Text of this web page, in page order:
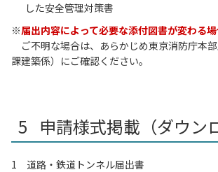
した安全管理対策書
※届出内容によって必要な添付図書が変わる場
ご不明な場合は、あらかじめ東京消防庁本
課建築係）にご確認ください。
申請様式掲載（ダウン
1 道路・鉄道トンネル届出書